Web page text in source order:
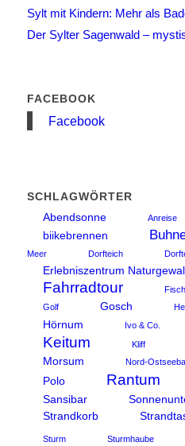
Sylt mit Kindern: Mehr als
Der Sylter Sagenwald –
FACEBOOK
Facebook
SCHLAGWÖRTER
Abendsonne
Anreise
biikebrennen
Meer
Dorfteich
Erlebniszentrum
Fahrradtour Fisch
Golf
Gosch
Hörnum Ivo & Co.
Keitum Kliff
Morsum Nord-
Polo Rantum
Sansibar
Strandkorb
Sturm Sturmhaube